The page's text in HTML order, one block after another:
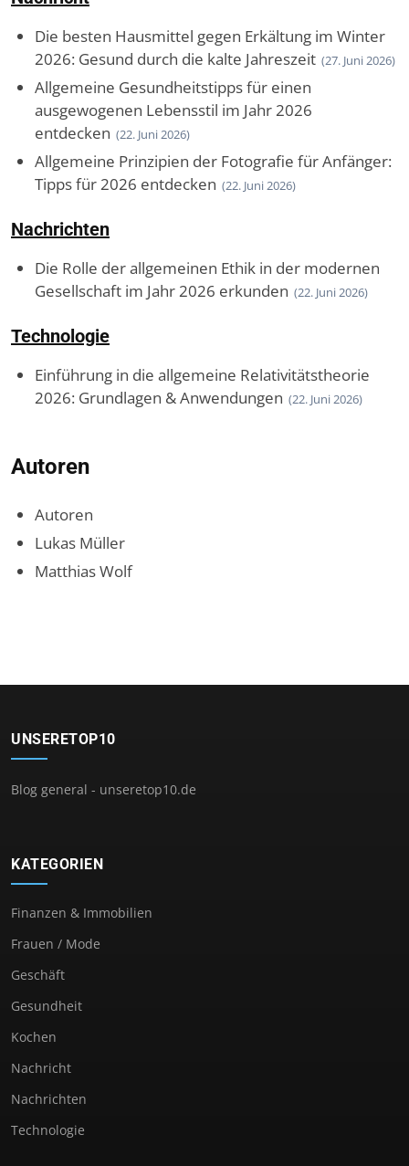
Die besten Hausmittel gegen Erkältung im Winter
2026: Gesund durch die kalte Jahreszeit (27. Juni 2026)
Allgemeine Gesundheitstipps für einen
ausgewogenen Lebensstil im Jahr 2026
entdecken (22. Juni 2026)
Allgemeine Prinzipien der Fotografie für Anfänger:
Tipps für 2026 entdecken (22. Juni 2026)
Nachrichten
Die Rolle der allgemeinen Ethik in der modernen
Gesellschaft im Jahr 2026 erkunden (22. Juni 2026)
Technologie
Einführung in die allgemeine Relativitätstheorie
2026: Grundlagen & Anwendungen (22. Juni 2026)
Autoren
Autoren
Lukas Müller
Matthias Wolf
UNSERETOP10
Blog general - unseretop10.de
KATEGORIEN
Finanzen & Immobilien
Frauen / Mode
Geschäft
Gesundheit
Kochen
Nachricht
Nachrichten
Technologie